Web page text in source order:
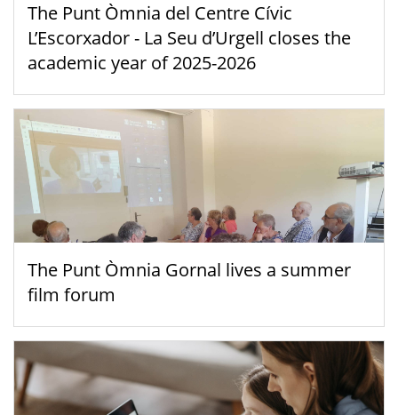
The Punt Òmnia del Centre Cívic
L’Escorxador - La Seu d’Urgell closes the
academic year of 2025-2026
The Punt Òmnia Gornal lives a summer
film forum